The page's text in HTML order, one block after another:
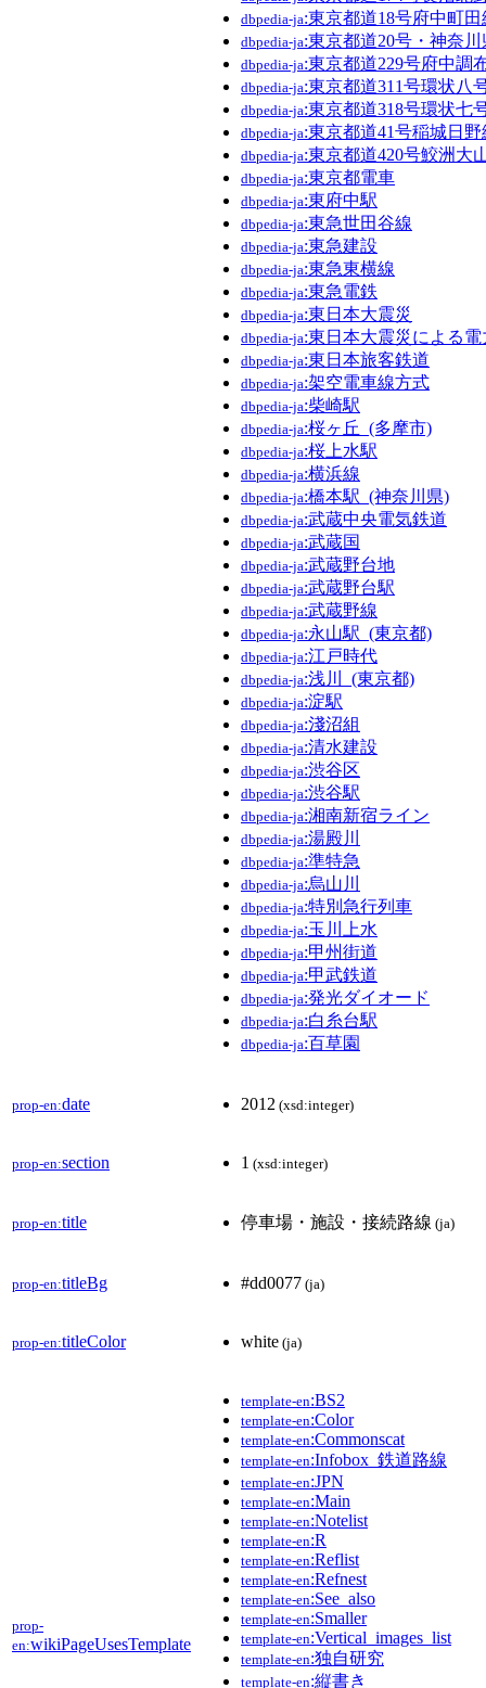
dbpedia-ja:東京都道18号府中町田
dbpedia-ja:東京都道20号・神奈
dbpedia-ja:東京都道229号府中調
dbpedia-ja:東京都道311号環状八
dbpedia-ja:東京都道318号環状七
dbpedia-ja:東京都道41号稲城日野
dbpedia-ja:東京都道420号鮫洲大
dbpedia-ja:東京都電車
dbpedia-ja:東府中駅
dbpedia-ja:東急世田谷線
dbpedia-ja:東急建設
dbpedia-ja:東急東横線
dbpedia-ja:東急電鉄
dbpedia-ja:東日本大震災
dbpedia-ja:東日本大震災による電
dbpedia-ja:東日本旅客鉄道
dbpedia-ja:架空電車線方式
dbpedia-ja:柴崎駅
dbpedia-ja:桜ヶ丘_(多摩市)
dbpedia-ja:桜上水駅
dbpedia-ja:横浜線
dbpedia-ja:橋本駅_(神奈川県)
dbpedia-ja:武蔵中央電気鉄道
dbpedia-ja:武蔵国
dbpedia-ja:武蔵野台地
dbpedia-ja:武蔵野台駅
dbpedia-ja:武蔵野線
dbpedia-ja:永山駅_(東京都)
dbpedia-ja:江戸時代
dbpedia-ja:浅川_(東京都)
dbpedia-ja:淀駅
dbpedia-ja:淺沼組
dbpedia-ja:清水建設
dbpedia-ja:渋谷区
dbpedia-ja:渋谷駅
dbpedia-ja:湘南新宿ライン
dbpedia-ja:湯殿川
dbpedia-ja:準特急
dbpedia-ja:烏山川
dbpedia-ja:特別急行列車
dbpedia-ja:玉川上水
dbpedia-ja:甲州街道
dbpedia-ja:甲武鉄道
dbpedia-ja:発光ダイオード
dbpedia-ja:白糸台駅
dbpedia-ja:百草園
prop-en:date 2012 (xsd:integer)
prop-en:section 1 (xsd:integer)
prop-en:title 停車場・施設・接続路線 (ja)
prop-en:titleBg #dd0077 (ja)
prop-en:titleColor white (ja)
prop-
en:wikiPageUsesTemplate
template-en:BS2
template-en:Color
template-en:Commonscat
template-en:Infobox_鉄道路線
template-en:JPN
template-en:Main
template-en:Notelist
template-en:R
template-en:Reflist
template-en:Refnest
template-en:See_also
template-en:Smaller
template-en:Vertical_images_list
template-en:独自研究
template-en:縦書き